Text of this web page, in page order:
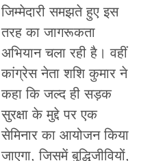
जिम्मेदारी समझते हुए इस
तरह का जागरूकता
अभियान चला रही है। वहीं
कांग्रेस नेता शशि कुमार ने
कहा कि जल्द ही सड़क
सुरक्षा के मुद्दे पर एक
सेमिनार का आयोजन किया
जाएगा, जिसमें बुद्धिजीवियों,